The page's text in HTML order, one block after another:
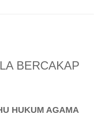
BERCAKAP
HUKUM AGAMA